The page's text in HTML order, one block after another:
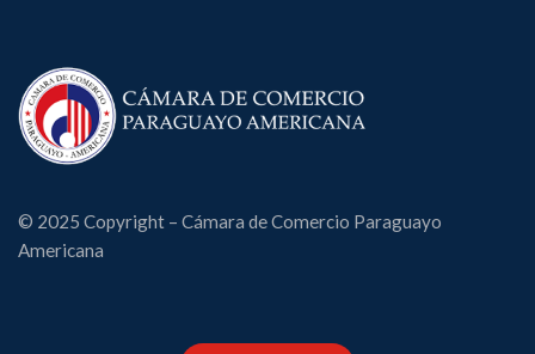
© 2025 Copyright – Cámara de Comercio Paraguayo
Americana